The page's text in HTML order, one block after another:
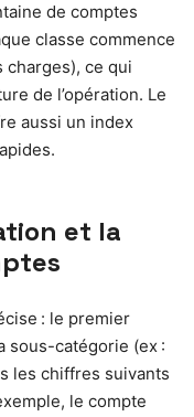
de comptes
classe commence
charges), ce qui
de l’opération. Le
aussi un index
et la
: le premier
sous-catégorie (ex :
les chiffres suivants
le compte